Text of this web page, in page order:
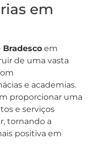
em
Bradesco em
de uma vasta
e academias.
proporcionar uma
e serviços
tornando a
positiva em